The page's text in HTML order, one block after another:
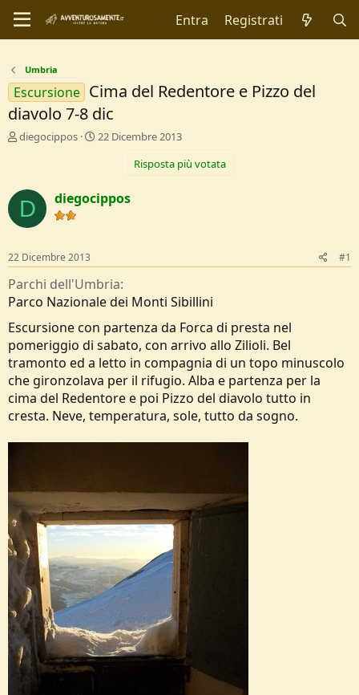
Entra Registrati
Umbria
Escursione Cima del Redentore e Pizzo del
diavolo 7-8 dic
C
t
r
D
i
s
u
s
i
o
n
e
diegocippos
D
d
i
z
i
o
22 Dicembre 2013
Risposta più votata
D diegocippos
22 Dicembre 2013 #1
Parchi dell'Umbria
Parco Nazionale dei Monti Sibillini
Escursione con partenza da Forca di presta nel
pomeriggio di sabato, con arrivo allo Zilioli. Bel
tramonto ed a letto in compagnia di un topo minuscolo
che gironzolava per il rifugio. Alba e partenza per la
cima del Redentore e poi Pizzo del diavolo tutto in
cresta. Neve, temperatura, sole, tutto da sogno.